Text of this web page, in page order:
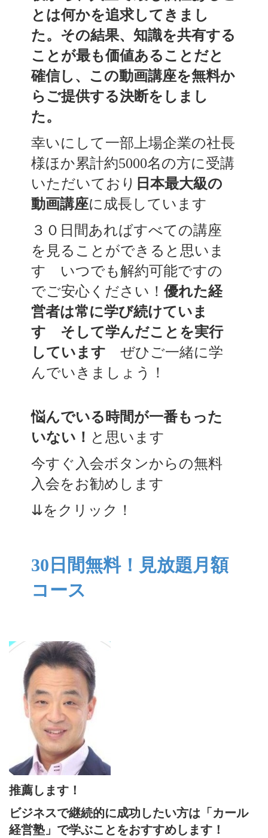
とは何かを追求してきまし
た。その結果、知識を共有する
ことが最も価値あることだと
確信し、この動画講座を無料か
らご提供する決断をしまし
た。
幸いにして一部上場企業の社長
様ほか累計約5000名の方に受講
いただいており 日本最大級の
動画講座に成長しています
３０日間あればすべての講座
を見ることができると思いま
す いつでも解約可能ですの
でご安心ください！優れた経
営者は常に学び続けていま
す そして学んだことを実行
しています ぜひご一緒に学
んでいきましょう！
悩んでいる時間が一番もった
いない！ と思います
今すぐ入会ボタンからの無料
入会をお勧めします
⇊をクリック！
30日間無料！見放題月額
コース
推薦します！
ビジネスで継続的に成功したい方は「カール
経営塾」で学ぶことをおすすめします！